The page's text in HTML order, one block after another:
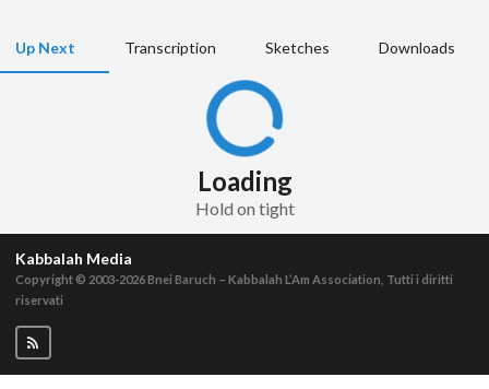
Up Next Transcription Sketches Downloads
Loading
Hold on tight
Kabbalah Media
Copyright © 2003-2026Bnei Baruch – Kabbalah L’Am Association, Tutti i diritti
riservati